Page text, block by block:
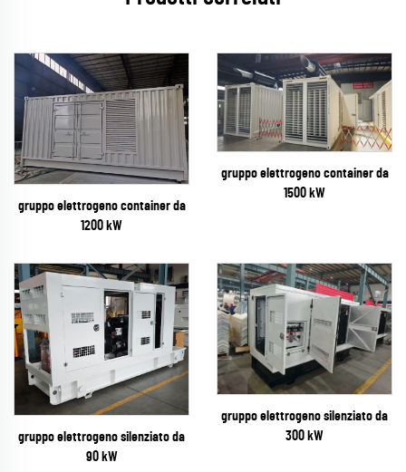
gruppo elettrogeno container da
1200 kW
gruppo elettrogeno container da
1500 kW
gruppo elettrogeno silenziato da
90 kW
gruppo elettrogeno silenziato da
300 kW